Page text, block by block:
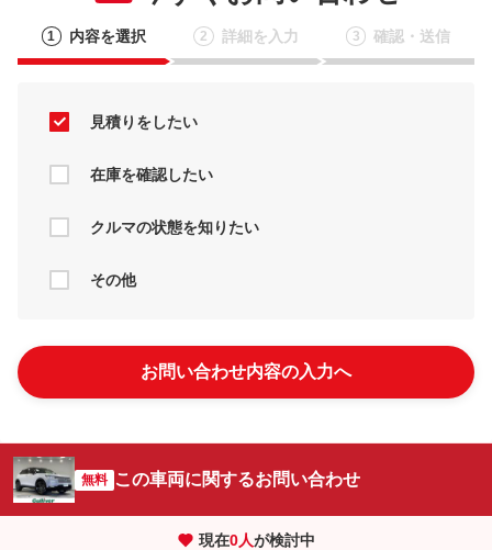
1 内容を選択 2 詳細を入力 3 確認・送信
見積りをしたい
在庫を確認したい
クルマの状態を知りたい
その他
お問い合わせ内容の入力へ
無料 この車両に関するお問い合わせ
現在0人が検討中